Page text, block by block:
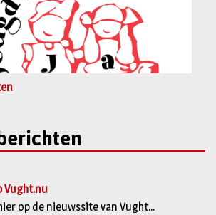
Vught.nu
op de nieuwssite van Vught...